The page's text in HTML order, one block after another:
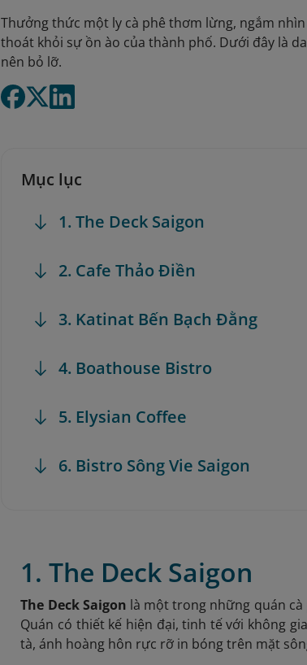
Thưởng thức một ly cà phê thơm lừng, ngắm
thoát khỏi sự ồn ào của thành phố. Dưới đây là
nên bỏ lỡ.
Mục lục
1. The Deck Saigon
2. Cafe Thảo Điền
3. Katinat Bến Bạch Đằng
4. Boathouse Bistro
5. Elysian Coffee
6. Bistro Sông Vie Saigon
1. The Deck Saigon
The Deck Saigon là một trong những quán cà
Quán có thiết kế hiện đại, tinh tế với không
tà, ánh hoàng hôn rực rỡ in bóng trên mặt